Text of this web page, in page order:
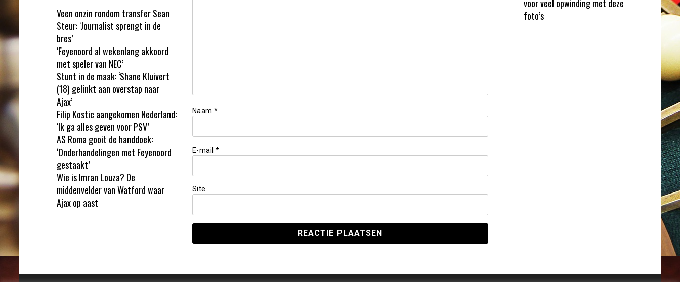
Naam *
E-mail *
Site
Veen onzin rondom transfer Sean
Steur: ‘Journalist sprengt in de
bres’
‘Feyenoord al wekenlang akkoord
met speler van NEC’
Stunt in de maak: ‘Shane Kluivert
(18) gelinkt aan overstap naar
Ajax’
Filip Kostic aangekomen Nederland:
‘Ik ga alles geven voor PSV’
AS Roma gooit de handdoek:
‘Onderhandelingen met Feyenoord
gestaakt’
Wie is Imran Louza? De
middenvelder van Watford waar
Ajax op aast
voor veel opwinding met deze
foto’s